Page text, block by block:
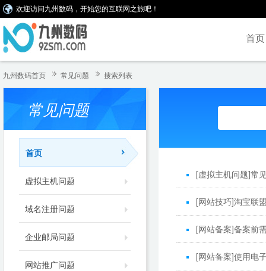
欢迎访问九州数码，开始您的互联网之旅吧！
首页
九州数码首页 常见问题 搜索列表
常见问题
首页
虚拟主机问题
域名注册问题
企业邮局问题
网站推广问题
[虚拟主机问题]常
[网站技巧]淘宝联
[网站备案]备案前
[网站备案]使用电